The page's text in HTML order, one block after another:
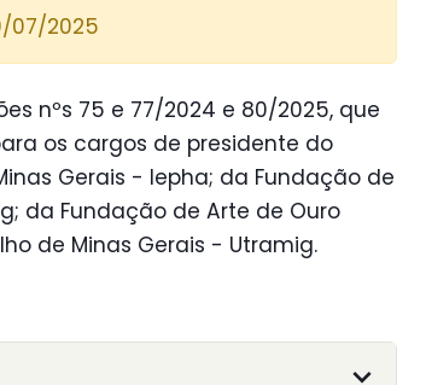
07/2025
nºs 75 e 77/2024 e 80/2025, que
os cargos de presidente do
Gerais - Iepha; da Fundação de
da Fundação de Arte de Ouro
de Minas Gerais - Utramig.